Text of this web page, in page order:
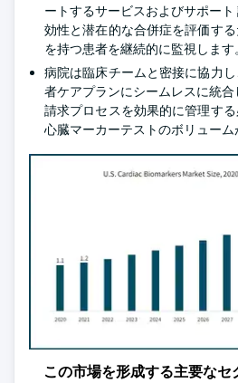
ートするサービスおよびサポー
効性と潜在的な合併症を評価す
を持つ患者を継続的に監視します。
病院は臨床チームと密接に協力
者ケアプランにシームレスに統
請求プロセスを効果的に管理する
心臓マーカーテストのボリューム
この市場を形成する主要な